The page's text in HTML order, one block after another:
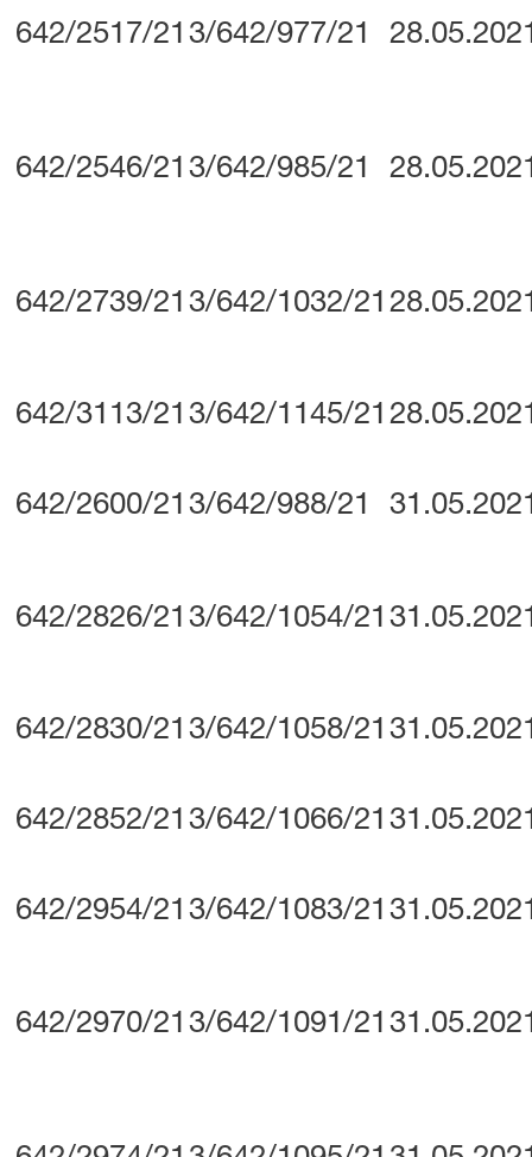
642/2517/21 3/642/977/21
642/2546/21 3/642/985/21
642/2739/21 3/642/1032/21
642/3113/21 3/642/1145/21
642/2600/21 3/642/988/21
642/2826/21 3/642/1054/21
642/2830/21 3/642/1058/21
642/2852/21 3/642/1066/21
642/2954/21 3/642/1083/21
642/2970/21 3/642/1091/21